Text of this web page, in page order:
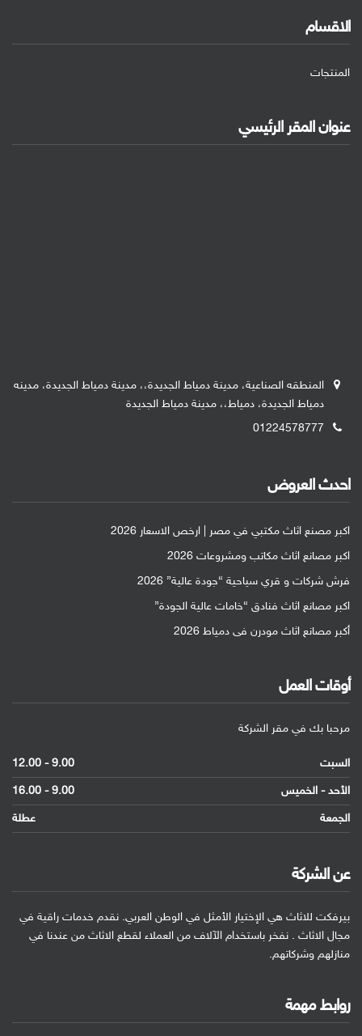
الاقسام
المنتجات
عنوان المقر الرئيسي
المنطقه الصناعية، مدينة دمياط الجديدة،، مدينة دمياط الجديدة، مدينه
دمياط الجديدة، دمياط،، مدينة دمياط الجديدة
01224578777
احدث العروض
اكبر مصنع اثاث مكتبي في مصر | ارخص الاسعار 2026
اكبر مصانع اثاث مكاتب ومشروعات 2026
فرش شركات و قري سياحية “جودة عالية” 2026
اكبر مصانع اثاث فنادق “خامات عالية الجودة”
أكبر مصانع اثاث مودرن فى دمياط 2026
أوقات العمل
مرحبا بك في مقر الشركة
السبت
9.00 - 12.00
الأحد - الخميس
9.00 - 16.00
الجمعة
عطلة
عن الشركة
بيرفكت للاثاث هي الإختيار الأمثل في الوطن العربي. نقدم خدمات راقية في
مجال الاثاث . نفخر باستخدام الآلاف من العملاء لقطع الاثاث من عندنا في
منازلهم وشركاتهم.
روابط مهمة